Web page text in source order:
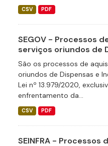
CSV PDF
SEGOV - Processos
serviços oriundos de
São os processos de
oriundos de Dispensas e
Lei nº 13.979/2020,
enfrentamento da...
CSV PDF
SEINFRA - Processos